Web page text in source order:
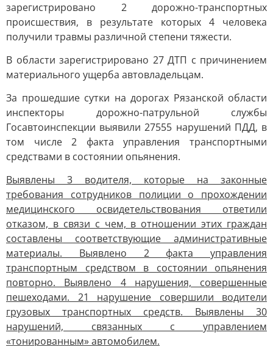
зарегистрировано 2 дорожно-транспортных
происшествия, в результате которых 4 человека
получили травмы различной степени тяжести.
В области зарегистрировано 27 ДТП с причинением
материального ущерба автовладельцам.
За прошедшие сутки на дорогах Рязанской области
инспекторы дорожно-патрульной службы
Госавтоинспекции выявили 27555 нарушений ПДД, в
том числе 2 факта управления транспортными
средствами в состоянии опьянения.
Выявлены 3 водителя, которые на законные
требования сотрудников полиции о прохождении
медицинского освидетельствования ответили
отказом, в связи с чем, в отношении этих граждан
составлены соответствующие административные
материалы. Выявлено 2 факта управления
транспортным средством в состоянии опьянения
повторно. Выявлено 4 нарушения, совершенные
пешеходами. 21 нарушение совершили водители
грузовых транспортных средств. Выявлены 30
нарушений, связанных с управлением
«тонированным» автомобилем.